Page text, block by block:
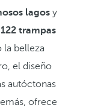
lagosy
122 trampas
la belleza
el diseño
autóctonas
ofrece